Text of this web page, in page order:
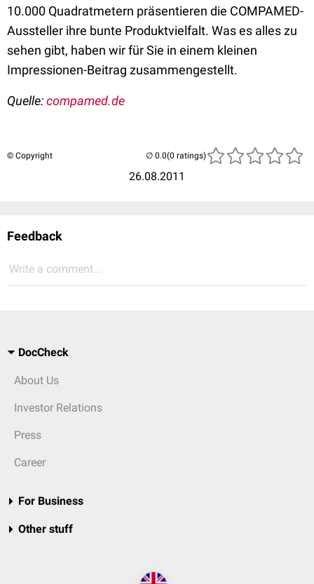
10.000 Quadratmetern präsentieren die COMPAMED-
Aussteller ihre bunte Produktvielfalt. Was es alles zu
sehen gibt, haben wir für Sie in einem kleinen
Impressionen-Beitrag zusammengestellt.
Quelle:compamed.de
© Copyright
26.08.2011
(0 ratings)
Feedback
Write a comment...
DocCheck
About Us
Investor Relations
Press
Career
For Business
Other stuff